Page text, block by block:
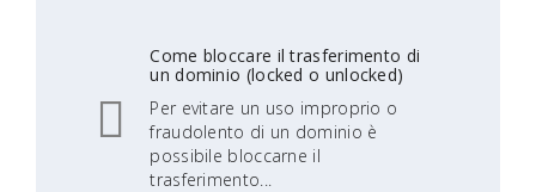
Come bloccare il trasferimento di
un dominio (locked o unlocked)
Per evitare un uso improprio o
fraudolento di un dominio è
possibile bloccarne il
trasferimento...